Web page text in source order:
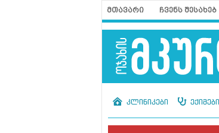
მთავარი ჩვენს შესახებ
კლინიკები ექიმები